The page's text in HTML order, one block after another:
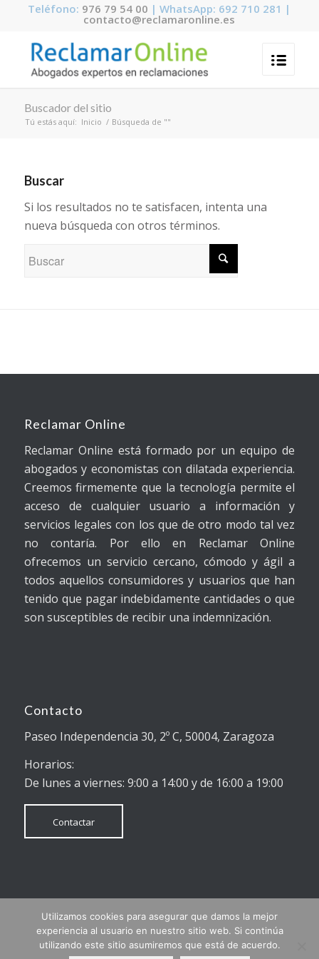
Teléfono: 976 79 54 00 | WhatsApp: 692 710 281 |
contacto@reclamaronline.es
Buscador del sitio
Tú estás aquí: Inicio / Búsqueda de ""
Buscar
Si los resultados no te satisfacen, intenta una
nueva búsqueda con otros términos.
Reclamar Online
Reclamar Online está formado por un equipo de
abogados y economistas con dilatada experiencia.
Creemos firmemente que la tecnología permite el
acceso de cualquier usuario a información y
servicios legales con los que de otro modo tal vez
no contaría. Por ello en Reclamar Online
ofrecemos un servicio cercano, cómodo y ágil a
todos aquellos consumidores y usuarios que han
tenido que pagar indebidamente cantidades o que
son susceptibles de recibir una indemnización.
Contacto
Paseo Independencia 30, 2º C, 50004, Zaragoza
Horarios:
De lunes a viernes: 9:00 a 14:00 y de 16:00 a 19:00
Contactar
© Copyright - Reclamar Online
Finalistas mejor web de empresa 2018 (Aragón en la Red)
Utilizamos cookies para asegurar que damos la mejor
experiencia al usuario en nuestro sitio web. Si continúa
utilizando este sitio asumiremos que está de acuerdo.